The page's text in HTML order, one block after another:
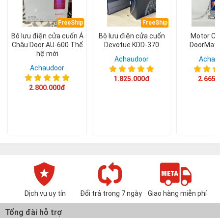
FreeShip
Bộ lưu điện cửa cuốn Á
Châu Door AU-600 Thế
hệ mới
Achaudoor
2.800.000đ
FreeShip
Bộ lưu điện cửa cuốn
Devotue KDD-370
Achaudoor
1.825.000đ
Motor
Dịch vụ uy tín Đổi trả trong 7 ngày Giao hàng miễn phí
Tổng đài hỗ trợ